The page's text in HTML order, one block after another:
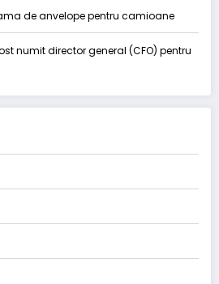
de anvelope pentru camioane
numit director general (CFO) pentru